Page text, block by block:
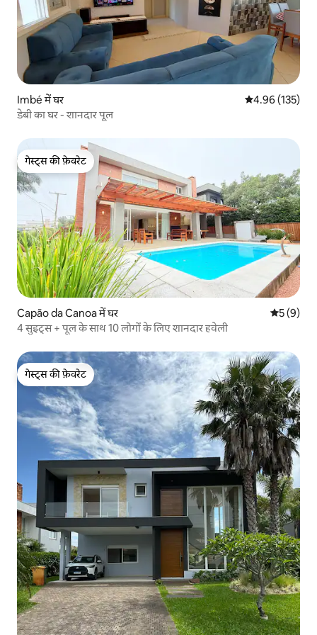
Imbé में घर औसत रेटिंग 5 में से
4.96 (135)
डेबी का घर - शानदार पूल
गेस्ट्स की फ़ेवरेट
गेस्ट्स की फ़ेवरेट
Capão da Canoa में घर औसत रेटिंग
5 (9)
4 सुइट्स + पूल के साथ 10 लोगों के लिए शानदार हवेली
गेस्ट्स की फ़ेवरेट
गेस्ट्स की फ़ेवरेट